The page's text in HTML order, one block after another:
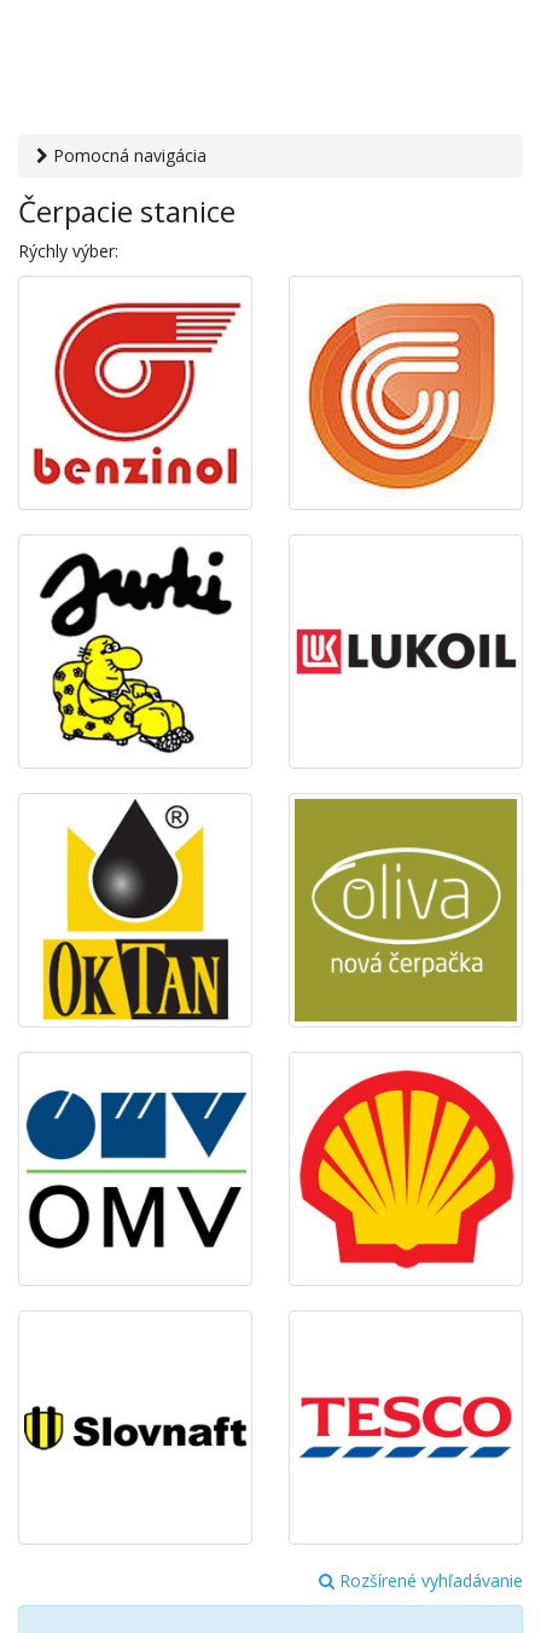
Pomocná navigácia
Čerpacie stanice
Rýchly výber:
Rozšírené vyhľadávanie